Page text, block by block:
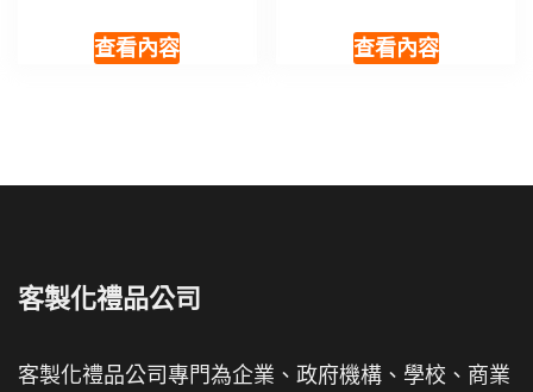
查看內容 查看內容
客製化禮品公司
客製化禮品公司專門為企業、政府機構、學校、商業